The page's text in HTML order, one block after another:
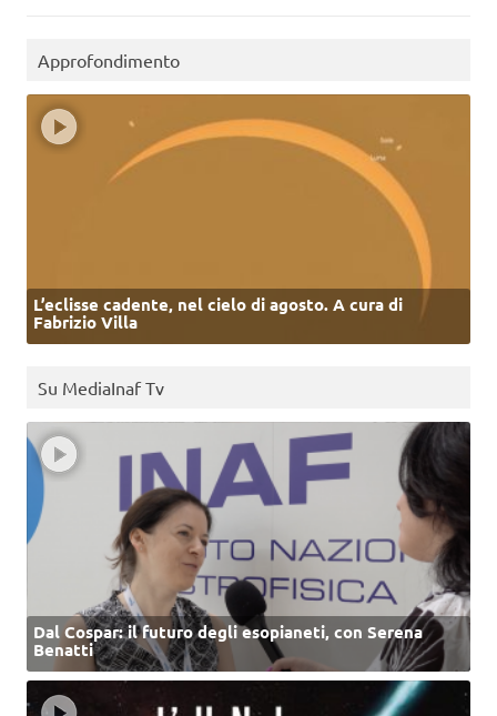
Approfondimento
L’eclisse cadente, nel cielo di agosto. A cura di
Fabrizio Villa
Su MediaInaf Tv
Dal Cospar: il futuro degli esopianeti, con Serena
Benatti